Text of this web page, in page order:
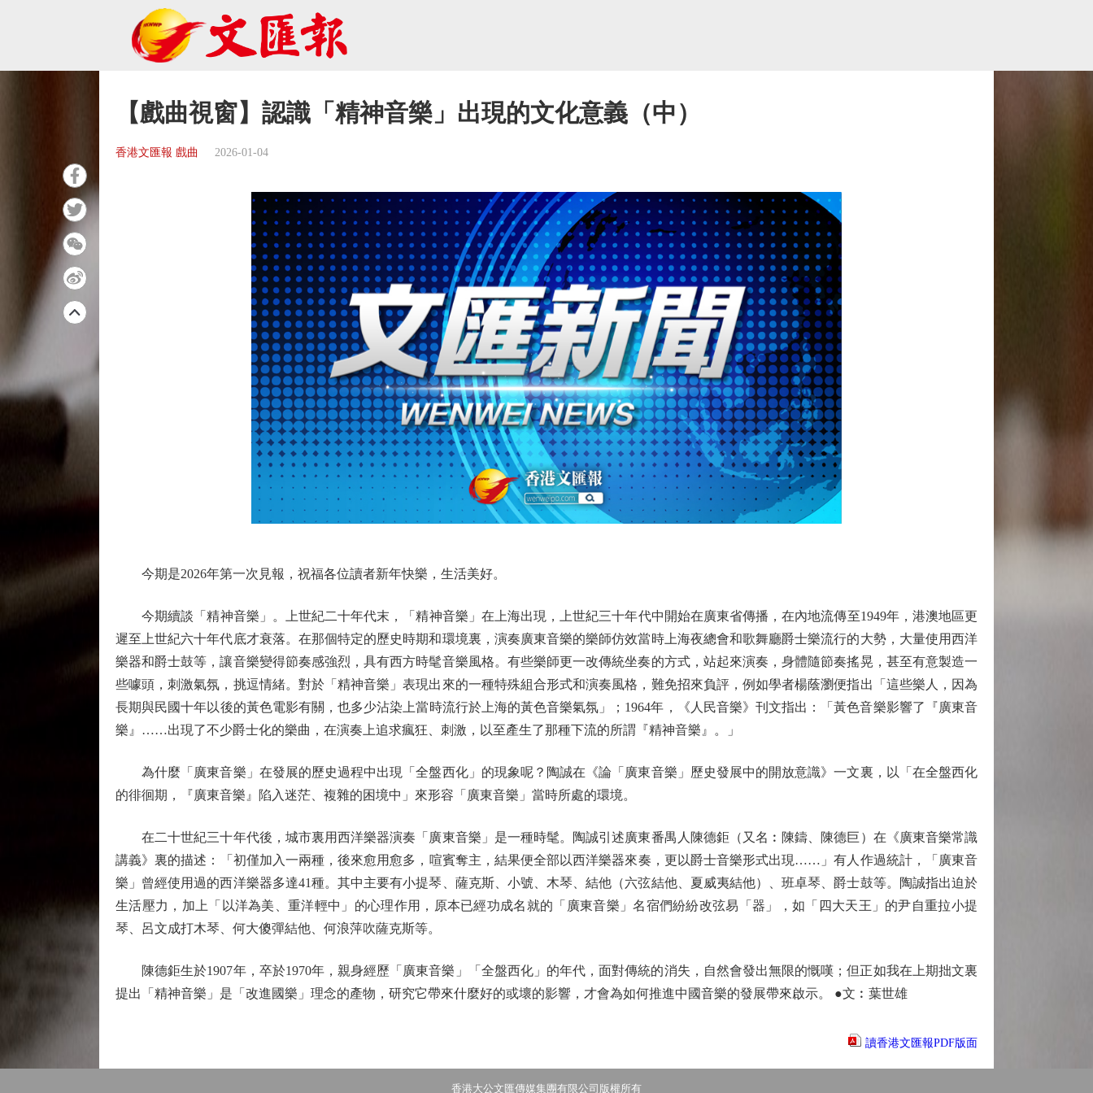
【戲曲視窗】認識「精神音樂」出現的文化意義（中）
香港文匯報 戲曲 2026-01-04
今期是2026年第一次見報，祝福各位讀者新年快樂，生活美好。
今期續談「精神音樂」。上世紀二十年代末，「精神音樂」在上海出現，上世紀三十年代中開始在廣東省傳播，在內地流傳至1949年，港澳地區更
遲至上世紀六十年代底才衰落。在那個特定的歷史時期和環境裏，演奏廣東音樂的樂師仿效當時上海夜總會和歌舞廳爵士樂流行的大勢，大量使用西洋
樂器和爵士鼓等，讓音樂變得節奏感強烈，具有西方時髦音樂風格。有些樂師更一改傳統坐奏的方式，站起來演奏，身體隨節奏搖晃，甚至有意製造一
些噱頭，刺激氣氛，挑逗情緒。對於「精神音樂」表現出來的一種特殊組合形式和演奏風格，難免招來負評，例如學者楊蔭瀏便指出「這些樂人，因為
長期與民國十年以後的黃色電影有關，也多少沾染上當時流行於上海的黃色音樂氣氛」；1964年，《人民音樂》刊文指出：「黃色音樂影響了『廣東音
樂』……出現了不少爵士化的樂曲，在演奏上追求瘋狂、刺激，以至產生了那種下流的所謂『精神音樂』。」
為什麼「廣東音樂」在發展的歷史過程中出現「全盤西化」的現象呢？陶誠在《論「廣東音樂」歷史發展中的開放意識》一文裏，以「在全盤西化
的徘徊期，『廣東音樂』陷入迷茫、複雜的困境中」來形容「廣東音樂」當時所處的環境。
在二十世紀三十年代後，城市裏用西洋樂器演奏「廣東音樂」是一種時髦。陶誠引述廣東番禺人陳德鉅（又名︰陳鑄、陳德巨）在《廣東音樂常識
講義》裏的描述：「初僅加入一兩種，後來愈用愈多，喧賓奪主，結果便全部以西洋樂器來奏，更以爵士音樂形式出現……」有人作過統計，「廣東音
樂」曾經使用過的西洋樂器多達41種。其中主要有小提琴、薩克斯、小號、木琴、結他（六弦結他、夏威夷結他）、班卓琴、爵士鼓等。陶誠指出迫於
生活壓力，加上「以洋為美、重洋輕中」的心理作用，原本已經功成名就的「廣東音樂」名宿們紛紛改弦易「器」，如「四大天王」的尹自重拉小提
琴、呂文成打木琴、何大傻彈結他、何浪萍吹薩克斯等。
陳德鉅生於1907年，卒於1970年，親身經歷「廣東音樂」「全盤西化」的年代，面對傳統的消失，自然會發出無限的慨嘆；但正如我在上期拙文裏
提出「精神音樂」是「改進國樂」理念的產物，研究它帶來什麼好的或壞的影響，才會為如何推進中國音樂的發展帶來啟示。 ●文︰葉世雄
讀香港文匯報PDF版面
香港大公文匯傳媒集團有限公司版權所有